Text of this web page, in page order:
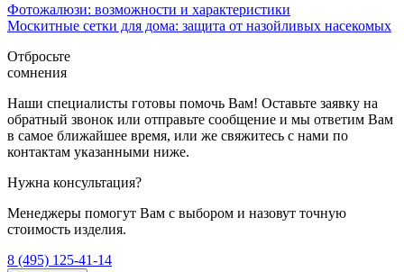
Фотожалюзи: возможности и характеристики
Москитные сетки для дома: защита от назойливых насекомых
Отбросьте
сомнения
Наши специалисты готовы помочь Вам! Оставьте заявку на
обратный звонок или отправьте сообщение и мы ответим Вам
в самое ближайшее время, или же свяжитесь с нами по
контактам указанными ниже.
Нужна консультация?
Менеджеры помогут Вам с выбором и назовут точную
стоимость изделия.
8 (495) 125-41-14